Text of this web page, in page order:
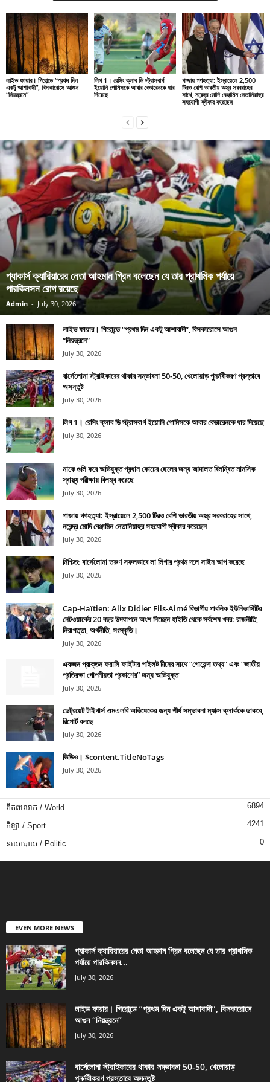
লাইভ ফায়ার। গিরোন্ডে “প্রথম দিন
একটু আশাবাদী”, বিসকারোসে আগুন
“নিয়ন্ত্রনে”
লিগ 1। রেসিং ক্লাব ডি স্ট্রাসবার্গ
ইয়োনি গোমিসকে আবার বেভারেনকে ধার
দিয়েছে
গাজায় গণহত্যা: ইস্রায়েলে 2,500
টিরও বেশি ভারতীয় অস্ত্র সরবরাহের
সাথে, নরেন্দ্র মোদি বেঞ্জামিন নেতানিয়াহুর
সহযোগী স্বীকার করেছেন
প্যাকার্স ক্যারিয়ারের নেতা আহমান গ্রিন বলেছেন যে তার প্রাথমিক পর্যায়ে
পারকিনসন রোগ রয়েছে
Admin - July 30, 2026
লাইভ ফায়ার। গিরোন্ডে “প্রথম দিন একটু আশাবাদী”, বিসকারোসে আগুন
“নিয়ন্ত্রনে”
July 30, 2026
বার্সেলোনা স্ট্রাইকারের থাকার সম্ভাবনা 50-50, খেলোয়াড় পুনর্নবীকরণ প্রস্তাবে
অসন্তুষ্ট
July 30, 2026
লিগ 1। রেসিং ক্লাব ডি স্ট্রাসবার্গ ইয়োনি গোমিসকে আবার বেভারেনকে ধার দিয়েছে
July 30, 2026
মাকে গুলি করে অভিযুক্ত প্রধান কোচের ছেলের জন্য আদালত বিলম্বিত মানসিক
স্বাস্থ্য পরীক্ষায় বিলম্ব করেছে
July 30, 2026
গাজায় গণহত্যা: ইস্রায়েলে 2,500 টিরও বেশি ভারতীয় অস্ত্র সরবরাহের সাথে,
নরেন্দ্র মোদি বেঞ্জামিন নেতানিয়াহুর সহযোগী স্বীকার করেছেন
July 30, 2026
নিশ্চিত: বার্সেলোনা তরুণ সফলভাবে লা লিগার প্রথম দলে সাইন আপ করেছে
July 30, 2026
Cap-Haïtien: Alix Didier Fils-Aimé বিভাগীয় পাবলিক ইউনিভার্সিটির
নেটওয়ার্কের 20 বছর উদযাপনে অংশ নিচ্ছেন হাইতি থেকে সর্বশেষ খবর: রাজনীতি,
নিরাপত্তা, অর্থনীতি, সংস্কৃতি।
July 30, 2026
একজন প্রাক্তন ফরাসি ফাইটার পাইলট চীনের সাথে “গোয়েন্দা তথ্য” এবং “জাতীয়
প্রতিরক্ষা গোপনীয়তা প্রকাশের” জন্য অভিযুক্ত
July 30, 2026
ডেট্রয়েট টাইগার্স এমএলবি অভিষেকের জন্য শীর্ষ সম্ভাবনা ম্যাক্স ক্লার্ককে ডাকবে,
রিপোর্ট বলছে
July 30, 2026
ভিডিও। $content.TitleNoTags
July 30, 2026
ពិភពលោក / World 6894
កីឡា / Sport 4241
នយោបាយ / Politic 0
EVEN MORE NEWS
প্যাকার্স ক্যারিয়ারের নেতা আহমান গ্রিন বলেছেন যে তার প্রাথমিক
পর্যায়ে পারকিনসন...
July 30, 2026
লাইভ ফায়ার। গিরোন্ডে “প্রথম দিন একটু আশাবাদী”, বিসকারোসে
আগুন “নিয়ন্ত্রনে”
July 30, 2026
বার্সেলোনা স্ট্রাইকারের থাকার সম্ভাবনা 50-50, খেলোয়াড়
পুনর্নবীকরণ প্রস্তাবে অসন্তুষ্ট